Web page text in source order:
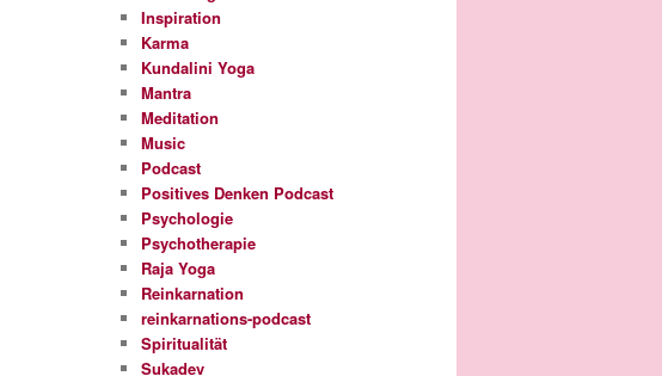
Inspiration
Karma
Kundalini Yoga
Mantra
Meditation
Music
Podcast
Positives Denken Podcast
Psychologie
Psychotherapie
Raja Yoga
Reinkarnation
reinkarnations-podcast
Spiritualität
Sukadev